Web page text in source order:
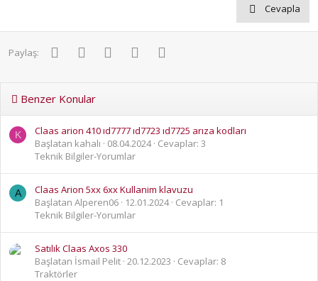
Cevapla
Paylaş: FacebookTwitter PinterestWhatsApp
Benzer Konular
K
Claas arion 410 ıd7777 ıd7723 ıd7725 arıza kodları
Başlatan kahalı
08.04.2024 Cevaplar: 3
Teknik Bilgiler-Yorumlar
A
Claas Arion 5xx 6xx Kullanim klavuzu
Başlatan Alperen06
12.01.2024 Cevaplar: 1
Teknik Bilgiler-Yorumlar
Satılık Claas Axos 330
Başlatan İsmail Pelit 20.12.2023
Cevaplar: 8
Traktörler